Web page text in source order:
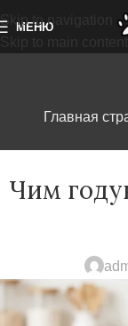
Skip to navigation
МЕНЮ
Главная
Чим